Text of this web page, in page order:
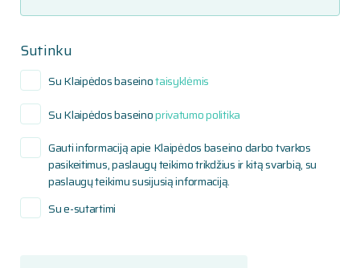
Sutinku
Su Klaipėdos baseinotaisyklėmis
Su Klaipėdos baseinoprivatumo politika
Gauti informaciją apie Klaipėdos baseino darbo tvarkos
pasikeitimus, paslaugų teikimo trikdžius ir kitą svarbią, su
paslaugų teikimu susijusią informaciją.
Su e-sutartimi